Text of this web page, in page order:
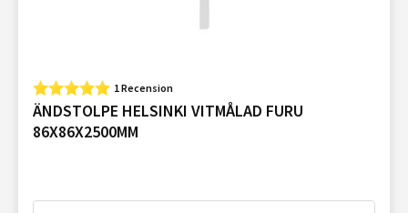
1 Recension
ÄNDSTOLPE HELSINKI VITMÅLAD FURU
86X86X2500MM